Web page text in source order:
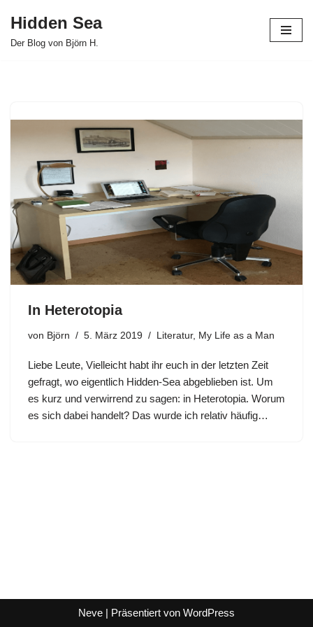
Zum
Hidden Sea
Der Blog von Björn H.
In Heterotopia
von Björn 5. März 2019 Literatur, My Life as a Man
Liebe Leute, Vielleicht habt ihr euch in der letzten Zeit
gefragt, wo eigentlich Hidden-Sea abgeblieben ist. Um
es kurz und verwirrend zu sagen: in Heterotopia. Worum
es sich dabei handelt? Das wurde ich relativ häufig…
Neve | Präsentiert von WordPress